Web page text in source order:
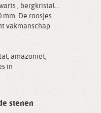
, bergkristal...
mm. De roosjes
vakmanschap.
, amazoniet,
in
stenen